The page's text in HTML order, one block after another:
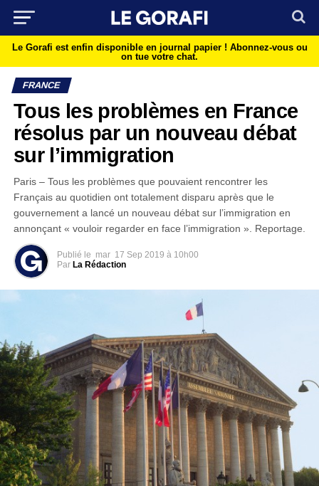
Le Gorafi est enfin disponible en journal papier ! Abonnez-vous ou
on tue votre chat.
FRANCE
Tous les problèmes en France
résolus par un nouveau débat
sur l’immigration
Paris – Tous les problèmes que pouvaient rencontrer les
Français au quotidien ont totalement disparu après que le
gouvernement a lancé un nouveau débat sur l’immigration en
annonçant « vouloir regarder en face l’immigration ». Reportage.
Publié le mar 17 Sep 2019 à 10h00
Par La Rédaction